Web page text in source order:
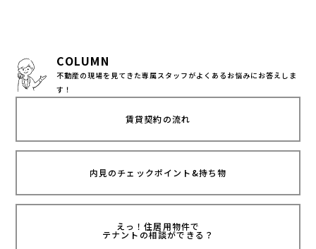
大津町・益城町
その他
ワンルーム
2K・2DK・2LDK
COLUMN
不動産の現場を見てきた専属スタッフがよくあるお悩みにお答えしま
す！
賃貸契約の流れ
内見のチェックポイント&持ち物
えっ！住居用物件で
テナントの相談ができる？